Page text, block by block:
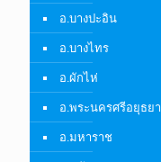
อ.บางปะอิน
อ.บางไทร
อ.ผักไห่
อ.พระนครศรีอยุธยา
อ.มหาราช